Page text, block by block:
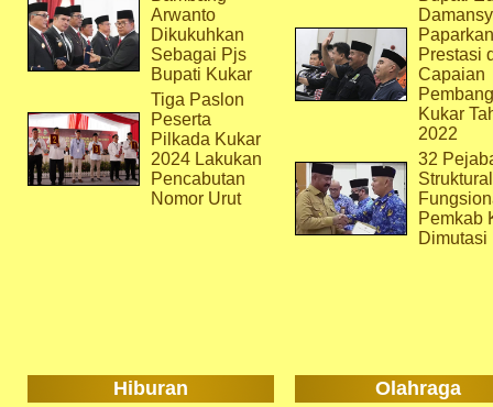
Arwanto
Dikukuhkan
Sebagai Pjs
Bupati Kukar
Tiga Paslon
Peserta
Pilkada Kukar
2024 Lakukan
Pencabutan
Nomor Urut
Paparkan
Prestasi
Capaian
Kukar
2022
32
Pemkab
Dimutasi
Hiburan Olahraga